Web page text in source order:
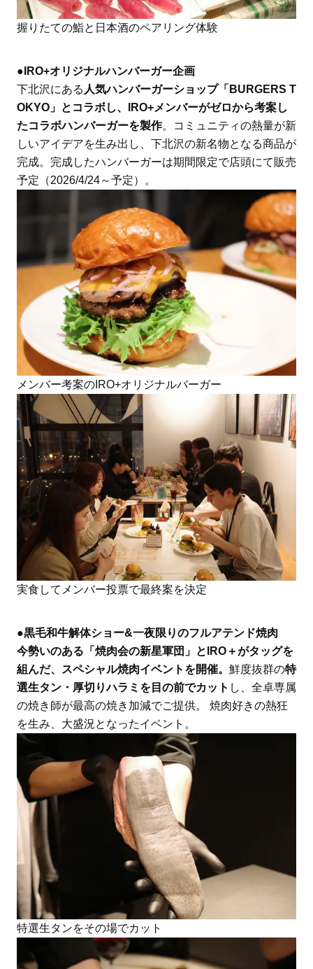
握りたての鮨と日本酒のペアリング体験
●IRO+オリジナルハンバーガー企画
下北沢にある 人気ハンバーガーショップ「BURGERS T
OKYO」とコラボし、IRO+メンバーがゼロから考案し
たコラボハンバーガーを製作。コミュニティの熱量が新
しいアイデアを生み出し、下北沢の新名物となる商品が
完成。完成したハンバーガーは期間限定で店頭にて販売
予定（2026/4/24～予定）。
メンバー考案のIRO+オリジナルバーガー
実食してメンバー投票で最終案を決定
●黒毛和牛解体ショー&一夜限りのフルアテンド焼肉
今勢いのある「焼肉会の新星軍団」とIRO＋がタッグを
組んだ、スペシャル焼肉イベントを開催。 鮮度抜群の特
選生タン・厚切りハラミを目の前でカット し、全卓専属
の焼き師が最高の焼き加減でご提供。
焼肉好きの熱狂
を生み、大盛況となったイベント。
特選生タンをその場でカット